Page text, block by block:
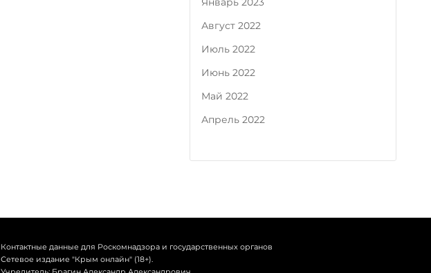
Август 2022
Июль 2022
Июнь 2022
Май 2022
Апрель 2022
Контактные данные для Роскомнадзора и государственных органов
Сетевое издание "Крым онлайн" (18+).